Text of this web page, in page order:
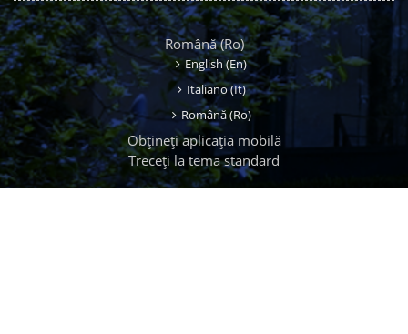
Română ‎(ro)‎
English ‎(en)‎
Italiano ‎(it)‎
Română ‎(ro)‎
Obțineți aplicația mobilă
Treceți la tema standard